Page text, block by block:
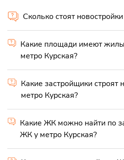
Сколько стоят
Какие площади имеют
метро Курская?
Какие застройщики строят
метро Курская?
Какие ЖК можно найти по
ЖК у метро Курская?